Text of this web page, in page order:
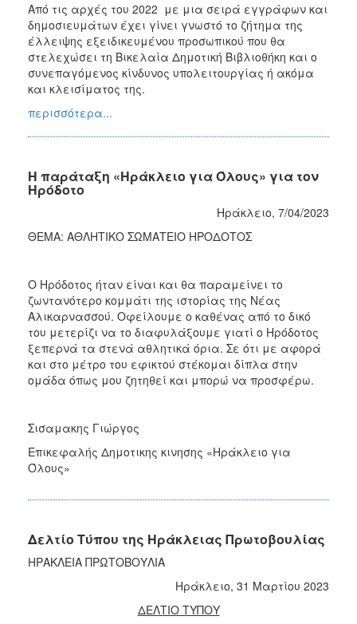
Από τις αρχές του 2022 με μια σειρά εγγράφων και
δημοσιευμάτων έχει γίνει γνωστό το ζήτημα της
έλλειψης εξειδικευμένου προσωπικού που θα
στελεχώσει τη Βικελαία Δημοτική Βιβλιοθήκη και ο
συνεπαγόμενος κίνδυνος υπολειτουργίας ή ακόμα
και κλεισίματος της.
περισσότερα...
Η παράταξη «Ηράκλειο για Όλους» για τον
Ηρόδοτο
Ηράκλειο, 7/04/2023
ΘΕΜΑ: ΑΘΛΗΤΙΚΟ ΣΩΜΑΤΕΙΟ ΗΡΟΔΟΤΟΣ
Ο Ηρόδοτος ήταν είναι και θα παραμείνει το
ζωντανότερο κομμάτι της ιστορίας της Νέας
Αλικαρνασσού. Οφείλουμε ο καθένας από το δικό
του μετερίζι να το διαφυλάξουμε γιατί ο Ηρόδοτος
ξεπερνά τα στενά αθλητικά όρια. Σε ότι με αφορά
και στο μέτρο του εφικτού στέκομαι δίπλα στην
ομάδα όπως μου ζητηθεί και μπορώ να προσφέρω.
Σισαμακης Γιώργος
Επικεφαλής Δημοτικης κινησης «Ηράκλειο για
Όλους»
Δελτίο Τύπου της Ηράκλειας Πρωτοβουλίας
ΗΡΑΚΛΕΙΑ ΠΡΩΤΟΒΟΥΛΙΑ
Ηράκλειο, 31 Μαρτίου 2023
ΔΕΛΤΙΟ ΤΥΠΟΥ